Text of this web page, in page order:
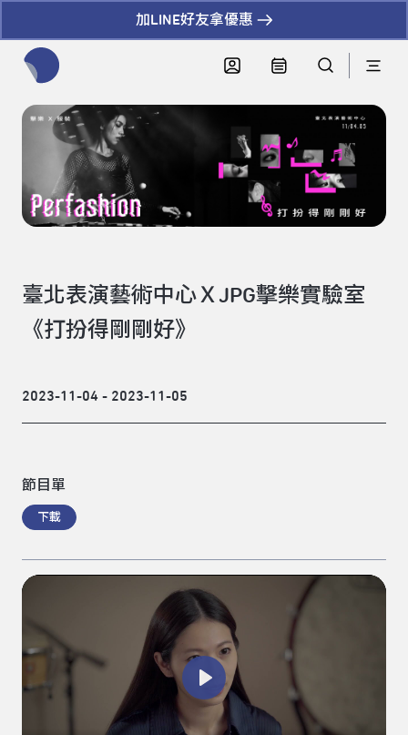
加LINE好友拿優惠
臺北表演藝術中心ＸJPG擊樂實驗室
《打扮得剛剛好》
2023-11-04 - 2023-11-05
節目單
下載
Play